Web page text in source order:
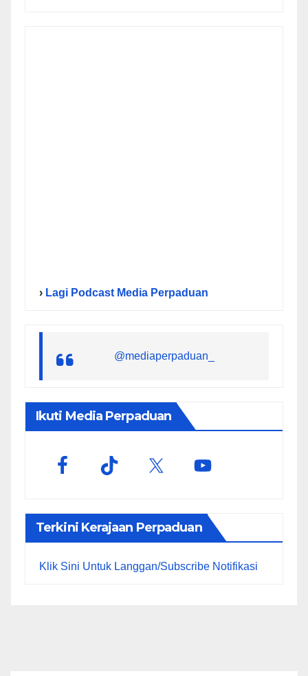
› Lagi Podcast Media Perpaduan
@mediaperpaduan_
Ikuti Media Perpaduan
Terkini Kerajaan Perpaduan
Klik Sini Untuk Langgan/Subscribe Notifikasi